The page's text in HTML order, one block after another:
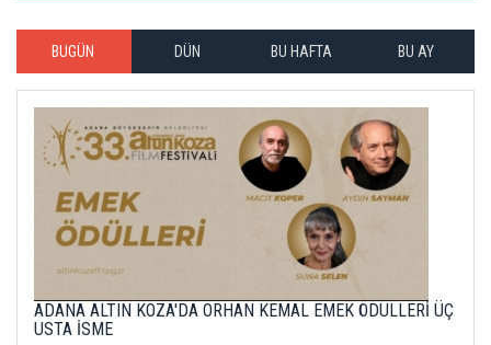
BUGÜN DÜN BU HAFTA BU AY
ADANA ALTIN KOZA'DA ORHAN KEMAL EMEK ÖDÜLLERİ ÜÇ
USTA İSME